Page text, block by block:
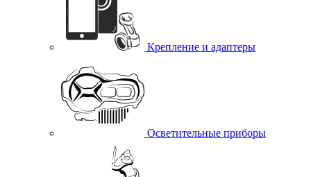
Крепление и адаптеры
Осветительные приборы